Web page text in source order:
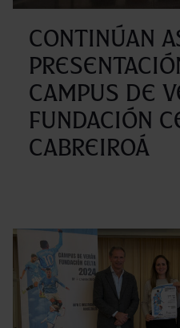
Continúan
Campus de
Fundación
Cabreiroá